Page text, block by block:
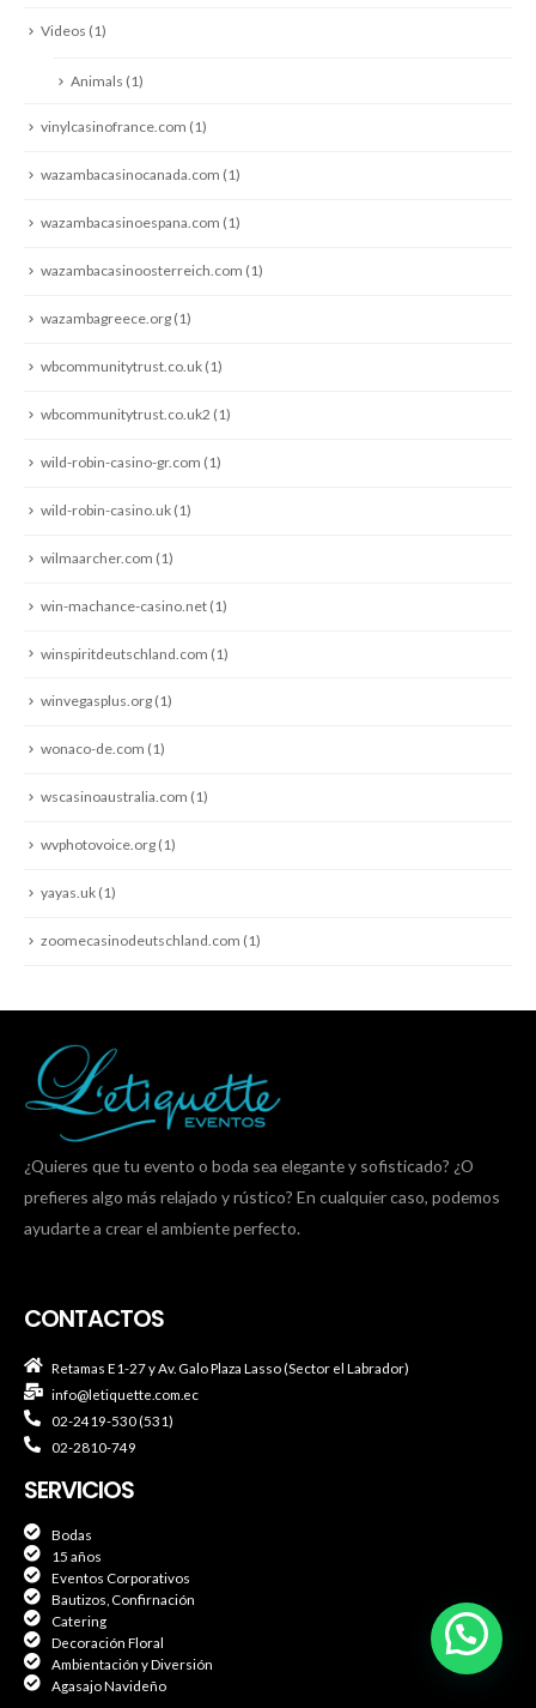
Videos (1)
Animals (1)
vinylcasinofrance.com (1)
wazambacasinocanada.com (1)
wazambacasinoespana.com (1)
wazambacasinoosterreich.com (1)
wazambagreece.org (1)
wbcommunitytrust.co.uk (1)
wbcommunitytrust.co.uk2 (1)
wild-robin-casino-gr.com (1)
wild-robin-casino.uk (1)
wilmaarcher.com (1)
win-machance-casino.net (1)
winspiritdeutschland.com (1)
winvegasplus.org (1)
wonaco-de.com (1)
wscasinoaustralia.com (1)
wvphotovoice.org (1)
yayas.uk (1)
zoomecasinodeutschland.com (1)
¿Quieres que tu evento o boda sea elegante y sofisticado? ¿O
prefieres algo más relajado y rústico? En cualquier caso, podemos
ayudarte a crear el ambiente perfecto.
CONTACTOS
Retamas E1-27 y Av. Galo Plaza Lasso (Sector el Labrador)
info@letiquette.com.ec
02-2419-530 (531)
02-2810-749
SERVICIOS
Bodas
15 años
Eventos Corporativos
Bautizos, Confirnación
Catering
Decoración Floral
Ambientación y Diversión
Agasajo Navideño